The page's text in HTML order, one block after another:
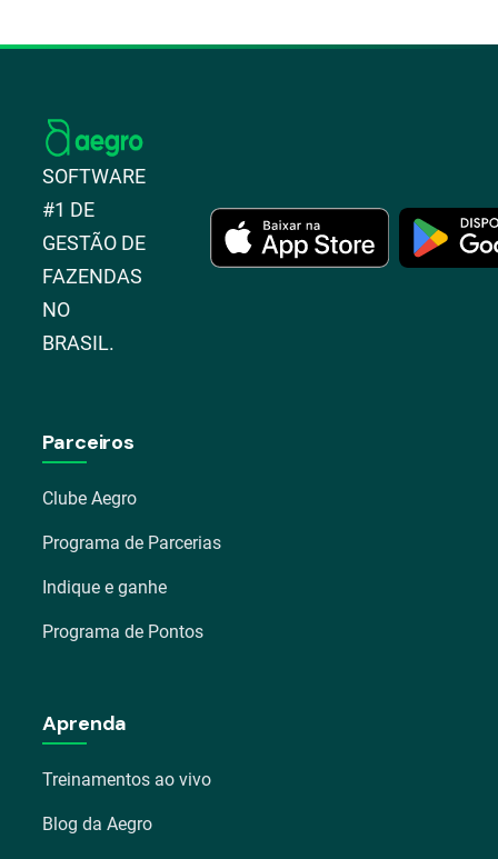
SOFTWARE
#1 DE
GESTÃO DE
FAZENDAS
NO
BRASIL.
Parceiros
Clube Aegro
Programa de Parcerias
Indique e ganhe
Programa de Pontos
Aprenda
Treinamentos ao vivo
Blog da Aegro